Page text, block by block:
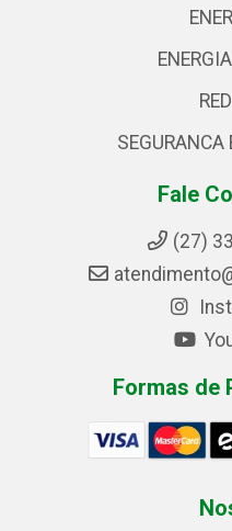
SEGURANCA
Fale
(27)
Formas de